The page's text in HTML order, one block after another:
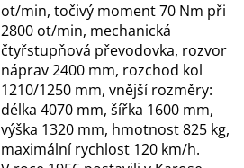
ot/min, točivý moment 70 Nm při
2800 ot/min, mechanická
čtyřstupňová převodovka, rozvor
náprav 2400 mm, rozchod kol
1210/1250 mm, vnější rozměry:
délka 4070 mm, šířka 1600 mm,
výška 1320 mm, hmotnost 825 kg,
maximální rychlost 120 km/h.